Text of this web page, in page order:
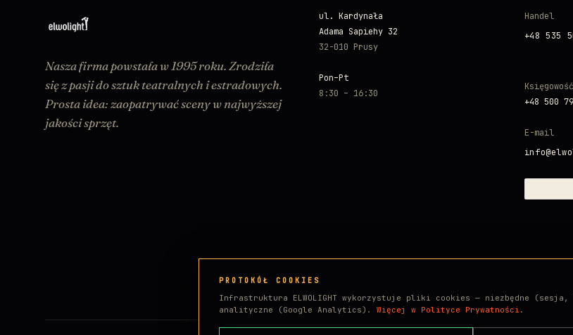
Nasza firma powstała w 1995 roku. Zrodziła
się z pasji do sztuk teatralnych i estradowych.
Prosta idea: zaopatrywać sceny w najwyższej
jakości sprzęt.
ul. Kardynała
Adama Sapiehy 32
32-010 Prusy
Pon–Pt
8:30 – 16:30
Handel
+48 535
Księgowość
+48 500
E-mail
PROTOKÓŁ COOKIES
Infrastruktura ELWOLIGHT wykorzystuje pliki cookies — niezbędne
analityczne (Google Analytics). Więcej w Polityce Prywatności .